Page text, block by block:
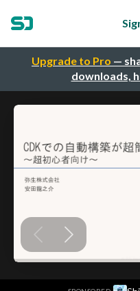
Upgrade to Pro —
downloads,